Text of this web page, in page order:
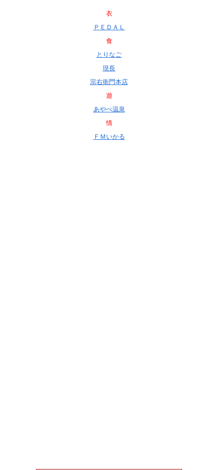
衣
ＰＥＤＡＬ
食
とりなご
現長
宗右衛門本店
遊
あやべ温泉
情
ＦＭいかる